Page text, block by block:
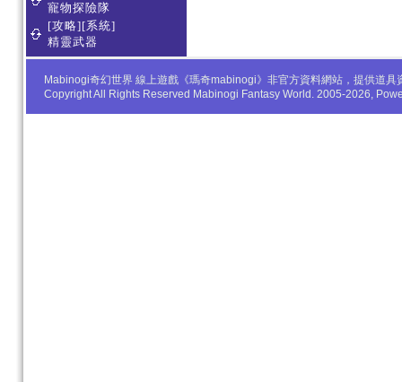
寵物探險隊
[攻略][系統]
精靈武器
Mabinogi奇幻世界 線上遊戲《瑪奇mabinogi》非官方資料網站，提供道
Copyright All Rights Reserved Mabinogi Fantasy World. 2005-2026,